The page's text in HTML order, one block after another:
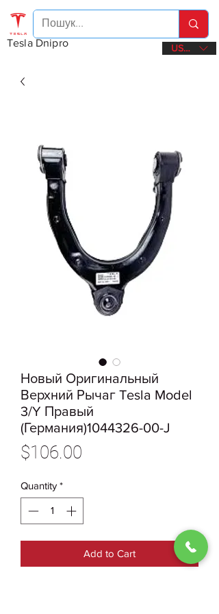
Tesla Dnipro USD ($)
Новый Оригинальный
Верхний Рычаг Tesla Model
3/Y Правый
(Германия)1044326-00-J
$106.00
Quantity *
Add to Cart